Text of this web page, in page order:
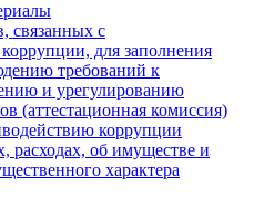
связанных с
для заполнения
требований к
и урегулированию
(аттестационная комиссия)
коррупции
расходах, об имуществе и
характера